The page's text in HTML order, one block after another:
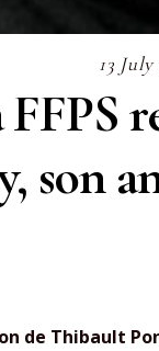
13 July
son
de Thibault